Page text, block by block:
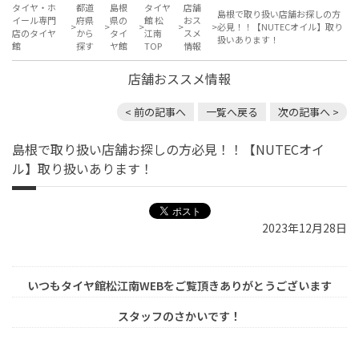
タイヤ・ホ
イール専門
店のタイヤ
館
都道
府県
から
探す
島根
県の
タイ
ヤ館
タイヤ
館 松
江南
TOP
店舗
おス
スメ
情報
島根で取り扱い店舗お探しの方
必見！！【NUTECオイル】取り
扱いあります！
店舗おススメ情報
< 前の記事へ 一覧へ戻る 次の記事へ >
島根で取り扱い店舗お探しの方必見！！【NUTECオイ
ル】取り扱いあります！
2023年12月28日
いつもタイヤ館松江南WEBをご覧頂きありがとうございます
スタッフのさかいです！